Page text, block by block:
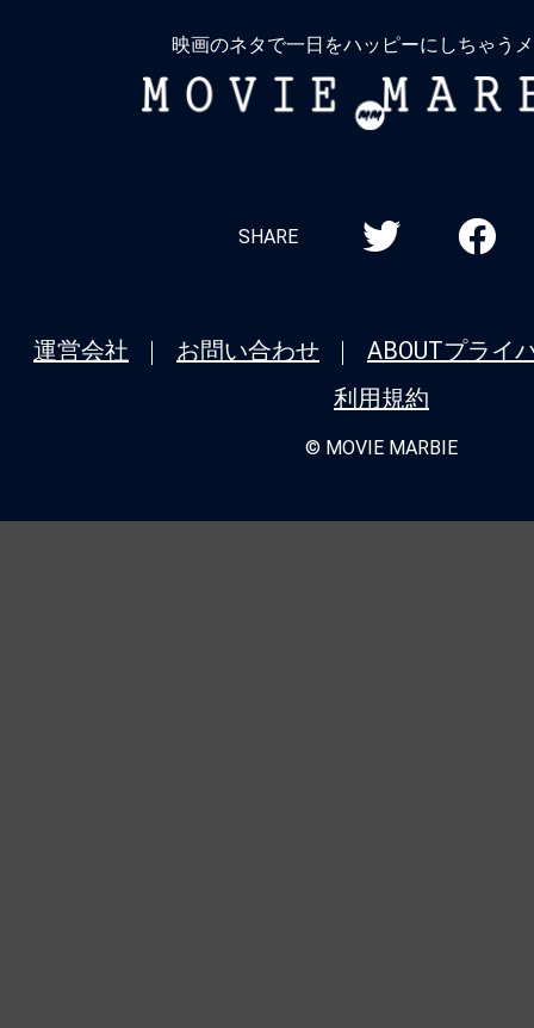
映画のネタで一日をハッピーにしちゃう
MOVIE
SHARE
運営会社 お問い合わせ ABOUTプライ
利用規約
© MOVIE MARBIE